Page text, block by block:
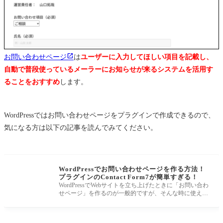
お問い合わせページ はユーザーに入力してほしい項目を記載し、
自動で普段使っているメーラーにお知らせが来るシステムを活用す
ることをおすすめします。
WordPressではお問い合わせページをプラグインで作成できるので、
気になる方は以下の記事を読んでみてください。
WordPressでお問い合わせページを作る方法！
プラグインのContact Form7が簡単すぎる！
WordPressでWebサイトを立ち上げたときに「お問い合わ
せページ」を作るのが一般的ですが、そんな時に使える